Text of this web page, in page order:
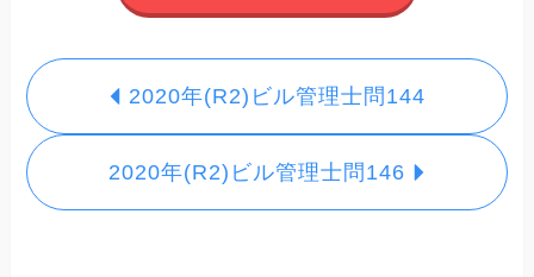
2020年(R2)ビル管理士問144
2020年(R2)ビル管理士問146